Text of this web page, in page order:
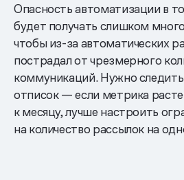
Опасность автоматизации в
будет получать слишком
чтобы из-за автоматических
пострадал от чрезмерного
коммуникаций. Нужно
отписок — если метрика
к месяцу, лучше настроить
на количество рассылок на